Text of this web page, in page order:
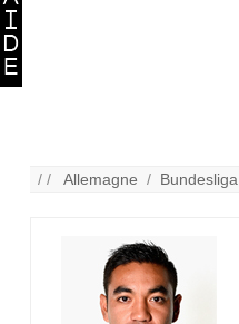
/ /Allemagne / Bundesliga